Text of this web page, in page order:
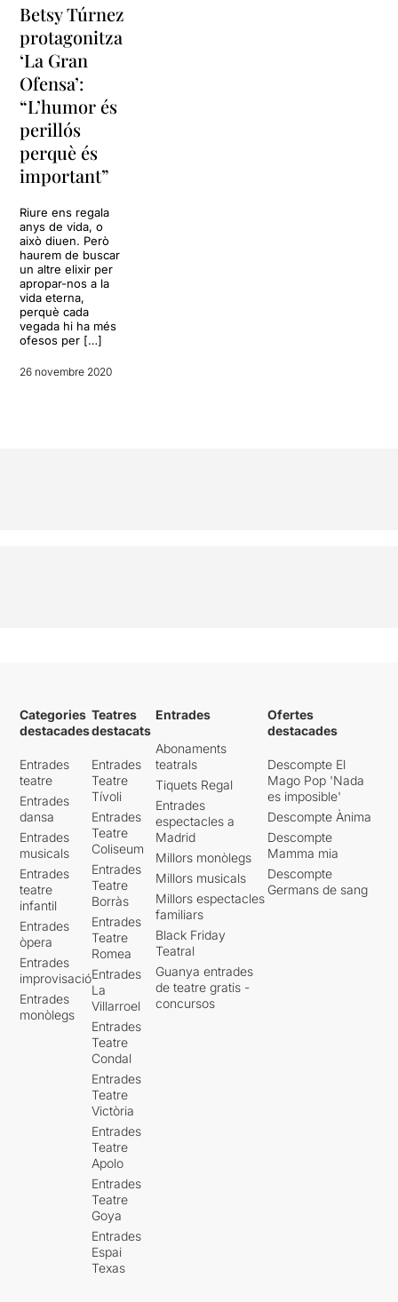
Betsy Túrnez
protagonitza
‘La Gran
Ofensa’:
“L’humor és
perillós
perquè és
important”
Riure ens regala
anys de vida, o
això diuen. Però
haurem de buscar
un altre elixir per
apropar-nos a la
vida eterna,
perquè cada
vegada hi ha més
ofesos per […]
26 novembre 2020
Categories
destacades
Entrades
teatre
Entrades
dansa
Entrades
musicals
Entrades
teatre
infantil
Entrades
òpera
Entrades
improvisació
Entrades
monòlegs
Teatres
destacats
Entrades
Teatre
Tívoli
Entrades
Teatre
Coliseum
Entrades
Teatre
Borràs
Entrades
Teatre
Romea
Entrades
La
Villarroel
Entrades
Teatre
Condal
Entrades
Teatre
Victòria
Entrades
Teatre
Apolo
Entrades
Teatre
Goya
Entrades
Espai
Texas
Entrades
Abonaments
teatrals
Tiquets Regal
Entrades
espectacles a
Madrid
Millors monòlegs
Millors musicals
Millors espectacles
familiars
Black Friday
Teatral
Guanya entrades
de teatre gratis -
concursos
Ofertes
destacades
Descompte El
Mago Pop 'Nada
es imposible'
Descompte Ànima
Descompte
Mamma mia
Descompte
Germans de sang